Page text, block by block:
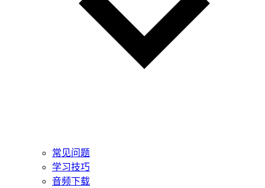
常见问题
学习技巧
音频下载